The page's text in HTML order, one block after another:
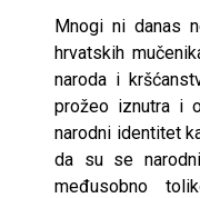
Mnogi ni danas
hrvatskih
naroda i
prožeo iznutra i
narodni identitet
da su se
međusobno